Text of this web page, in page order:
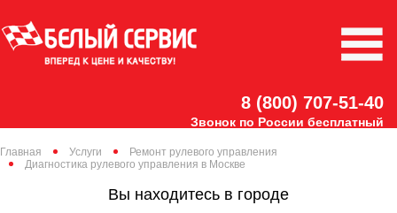
8 (800) 707-51-40
Звонок по России бесплатный
Главная Услуги
Ремонт рулевого управления
Диагностика рулевого управления в Москве
Вы находитесь в городе